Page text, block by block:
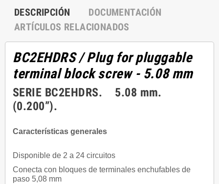
DESCRIPCIÓN
DOCUMENTACIÓN
ARTÍCULOS RELACIONADOS
BC2EHDRS/ Plug for pluggable
terminal block screw - 5.08 mm
SERIE BC2EHDRS. 5.08 mm.
(0.200”).
Características generales
Disponible de 2 a 24 circuitos
Conecta con bloques de terminales enchufables de
paso 5,08 mm